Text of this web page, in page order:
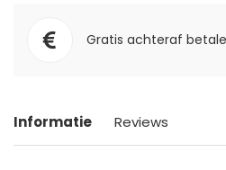
Gratis achteraf
Informatie Reviews